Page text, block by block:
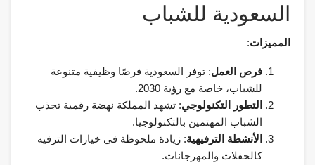
السعودية للشباب
المميزات:
فرص العمل: توفر السعودية فرصًا وظيفية متنوعة
للشباب، خاصة مع رؤية 2030.
التطور التكنولوجي: تشهد المملكة نهضة رقمية تجذب
الشباب المهتمين بالتكنولوجيا.
الأنشطة الترفيهية: زيادة ملحوظة في خيارات الترفيه
كالحفلات والمهرجانات.